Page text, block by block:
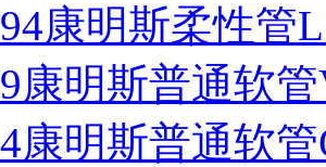
康明斯柔性管
康明斯普通软
康明斯普通软